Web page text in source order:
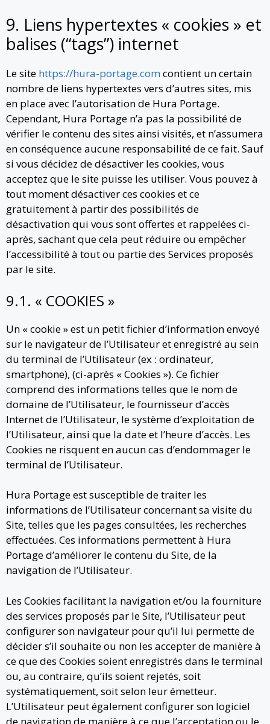
9. Liens hypertextes « cookies » et
balises (“tags”) internet
Le site https://hura-portage.comcontient un certain
nombre de liens hypertextes vers d’autres sites, mis
en place avec l’autorisation de Hura Portage.
Cependant, Hura Portage n’a pas la possibilité de
vérifier le contenu des sites ainsi visités, et n’assumera
en conséquence aucune responsabilité de ce fait. Sauf
si vous décidez de désactiver les cookies, vous
acceptez que le site puisse les utiliser. Vous pouvez à
tout moment désactiver ces cookies et ce
gratuitement à partir des possibilités de
désactivation qui vous sont offertes et rappelées ci-
après, sachant que cela peut réduire ou empêcher
l’accessibilité à tout ou partie des Services proposés
par le site.
9.1. « COOKIES »
Un « cookie » est un petit fichier d’information envoyé
sur le navigateur de l’Utilisateur et enregistré au sein
du terminal de l’Utilisateur (ex : ordinateur,
smartphone), (ci-après « Cookies »). Ce fichier
comprend des informations telles que le nom de
domaine de l’Utilisateur, le fournisseur d’accès
Internet de l’Utilisateur, le système d’exploitation de
l’Utilisateur, ainsi que la date et l’heure d’accès. Les
Cookies ne risquent en aucun cas d’endommager le
terminal de l’Utilisateur.
Hura Portage est susceptible de traiter les
informations de l’Utilisateur concernant sa visite du
Site, telles que les pages consultées, les recherches
effectuées. Ces informations permettent à Hura
Portage d’améliorer le contenu du Site, de la
navigation de l’Utilisateur.
Les Cookies facilitant la navigation et/ou la fourniture
des services proposés par le Site, l’Utilisateur peut
configurer son navigateur pour qu’il lui permette de
décider s’il souhaite ou non les accepter de manière à
ce que des Cookies soient enregistrés dans le terminal
ou, au contraire, qu’ils soient rejetés, soit
systématiquement, soit selon leur émetteur.
L’Utilisateur peut également configurer son logiciel
de navigation de manière à ce que l’acceptation ou le